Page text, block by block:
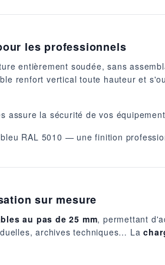
les professionnels
entièrement soudée, sans
renfort vertical toute hauteur et
assure la sécurité de vos
RAL 5010 — une finition
sur mesure
au pas de 25 mm, permettant
archives techniques… La